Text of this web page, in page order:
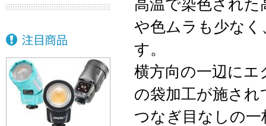
高温で染色され
や色ムラも少な
す。
横方向の一辺に
の袋加工が施され
つなぎ目なしの一